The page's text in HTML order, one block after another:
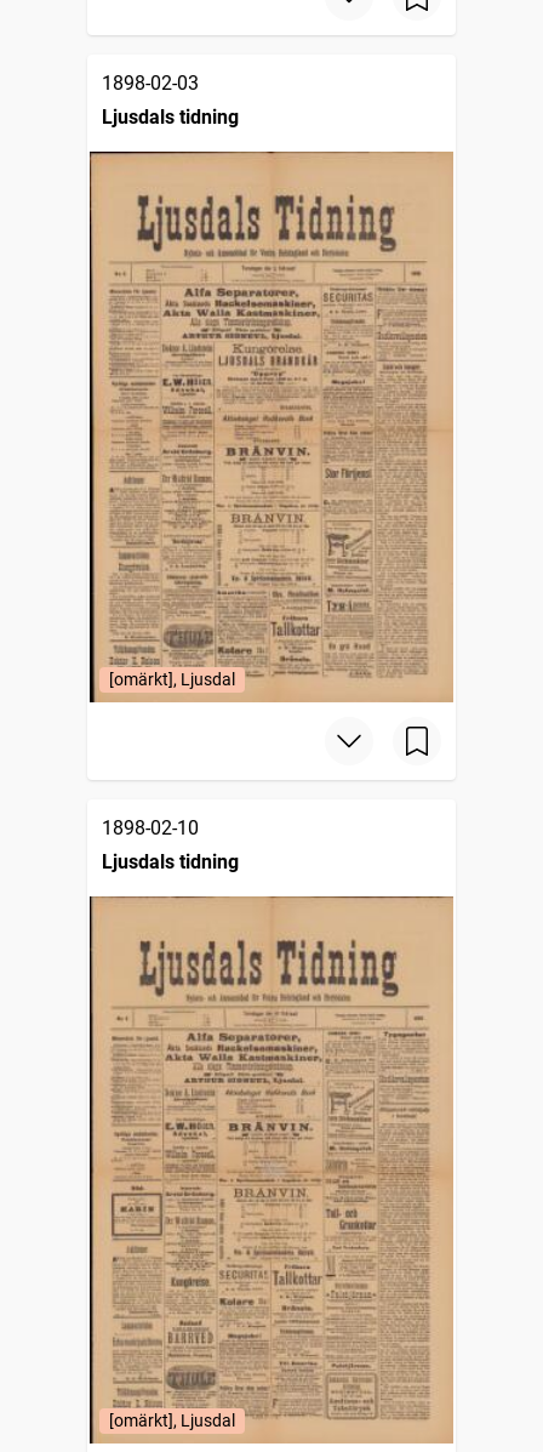
1898-02-03
Ljusdals tidning
[omärkt], Ljusdal
1898-02-10
Ljusdals tidning
[omärkt], Ljusdal